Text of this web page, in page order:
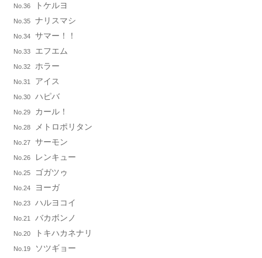
No.36 トケルヨ
No.35 ナリスマシ
No.34 サマー！！
No.33 エフエム
No.32 ホラー
No.31 アイス
No.30 ハピバ
No.29 カール！
No.28 メトロポリタン
No.27 サーモン
No.26 レンキュー
No.25 ゴガツゥ
No.24 ヨーガ
No.23 ハルヨコイ
No.21 バカボンノ
No.20 トキハカネナリ
No.19 ソツギョー